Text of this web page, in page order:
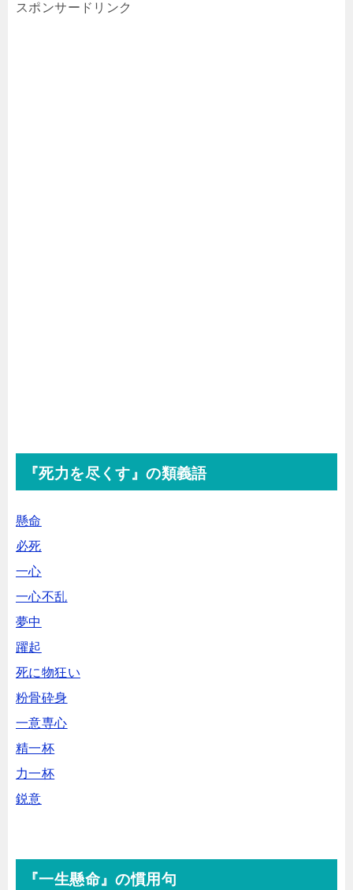
スポンサードリンク
『死力を尽くす』の類義語
懸命
必死
一心
一心不乱
夢中
躍起
死に物狂い
粉骨砕身
一意専心
精一杯
力一杯
鋭意
『一生懸命』の慣用句